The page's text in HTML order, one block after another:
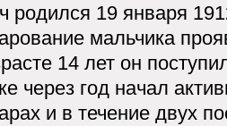
родился 19 января
мальчика
14 лет он
через год начал
и в течение двух